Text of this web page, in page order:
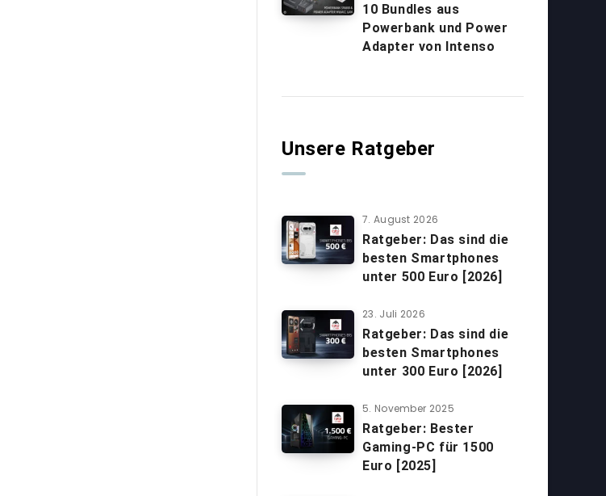
10 Bundles aus
Powerbank und Power
Adapter von Intenso
Unsere Ratgeber
7. August 2026
Ratgeber: Das sind die
besten Smartphones
unter 500 Euro [2026]
23. Juli 2026
Ratgeber: Das sind die
besten Smartphones
unter 300 Euro [2026]
5. November 2025
Ratgeber: Bester
Gaming-PC für 1500
Euro [2025]